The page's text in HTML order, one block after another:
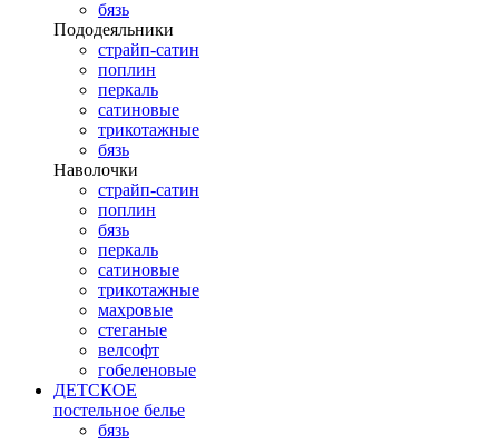
бязь
Пододеяльники
страйп-сатин
поплин
перкаль
сатиновые
трикотажные
бязь
Наволочки
страйп-сатин
поплин
бязь
перкаль
сатиновые
трикотажные
махровые
стеганые
велсофт
гобеленовые
ДЕТСКОЕ
постельное белье
бязь